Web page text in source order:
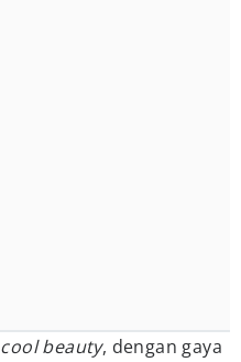
cool beauty, dengan gaya